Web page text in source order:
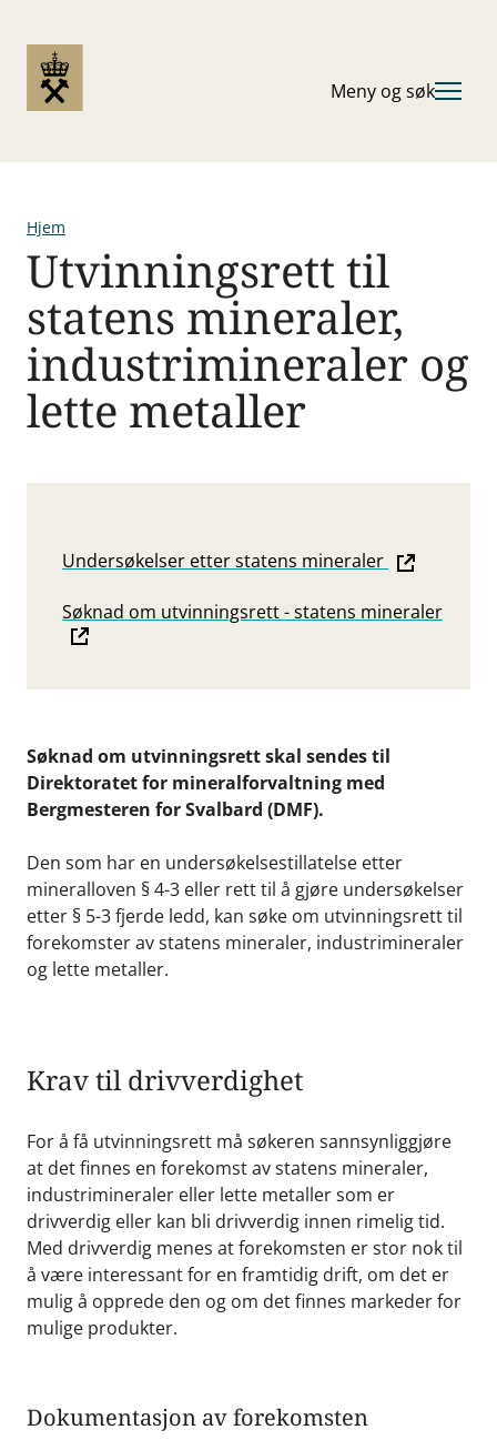
hovedinnhold
Meny og søk
Navigasjonssti
Hjem
Utvinningsrett til
statens mineraler,
industrimineraler og
lette metaller
Søknad om utvinningsrett skal sendes til
Direktoratet for mineralforvaltning med
Bergmesteren for Svalbard (DMF).
Den som har en undersøkelsestillatelse etter
mineralloven § 4-3 eller rett til å gjøre undersøkelser
etter § 5-3 fjerde ledd, kan søke om utvinningsrett til
forekomster av statens mineraler, industrimineraler
og lette metaller.
Krav til drivverdighet
For å få utvinningsrett må søkeren sannsynliggjøre
at det finnes en forekomst av statens mineraler,
industrimineraler eller lette metaller som er
drivverdig eller kan bli drivverdig innen rimelig tid.
Med drivverdig menes at forekomsten er stor nok til
å være interessant for en framtidig drift, om det er
mulig å opprede den og om det finnes markeder for
mulige produkter.
Dokumentasjon av forekomsten
Undersøkelser etter statens mineraler
Søknad om utvinningsrett - statens mineraler